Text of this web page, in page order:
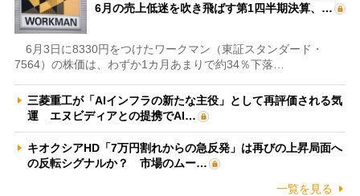
6月の売上低迷を吹き飛ばす第1四半期決算、…
6月3日に8330円をつけたワークマン（東証スタンダード・
7564）の株価は、わずか1カ月あまりで約34％下落…
三菱重工が「AIインフラの新たな主役」として再評価される気
運 エヌビディアとの提携でAI…
キオクシアHD「7万円割れからの急反発」は再びの上昇局面へ
の反転シグナルか？ 市場のムー…
一覧を見る